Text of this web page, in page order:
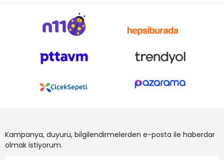
Kampanya, duyuru, bilgilendirmelerden e-posta ile haberdar
olmak istiyorum.